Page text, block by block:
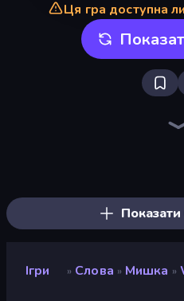
Ця гра доступна
Показати
Ігри » Слова » Мишка »